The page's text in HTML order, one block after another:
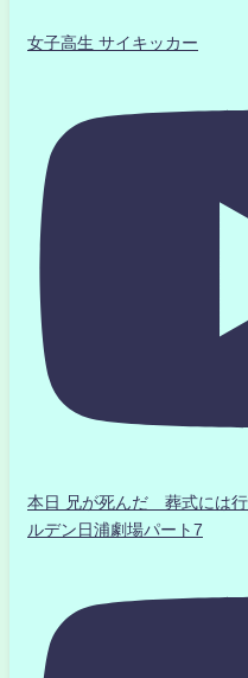
女子高生 サイキッカー
本日 兄が死んだ 葬式には
ルデン日浦劇場パート7